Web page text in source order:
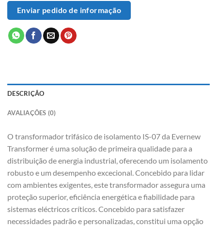
Enviar pedido de informação
DESCRIÇÃO
AVALIAÇÕES (0)
O transformador trifásico de isolamento IS-07 da Evernew
Transformer é uma solução de primeira qualidade para a
distribuição de energia industrial, oferecendo um isolamento
robusto e um desempenho excecional. Concebido para lidar
com ambientes exigentes, este transformador assegura uma
proteção superior, eficiência energética e fiabilidade para
sistemas eléctricos críticos. Concebido para satisfazer
necessidades padrão e personalizadas, constitui uma opção